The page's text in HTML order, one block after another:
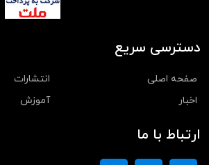
دسترسی سریع
صفحه اصلی
انتشارات
اخبار
آموزش
ارتباط با ما